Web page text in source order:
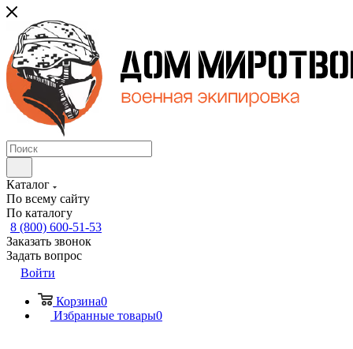
Каталог
По всему сайту
По каталогу
8 (800) 600-51-53
Заказать звонок
Задать вопрос
Войти
Корзина0
Избранные товары0